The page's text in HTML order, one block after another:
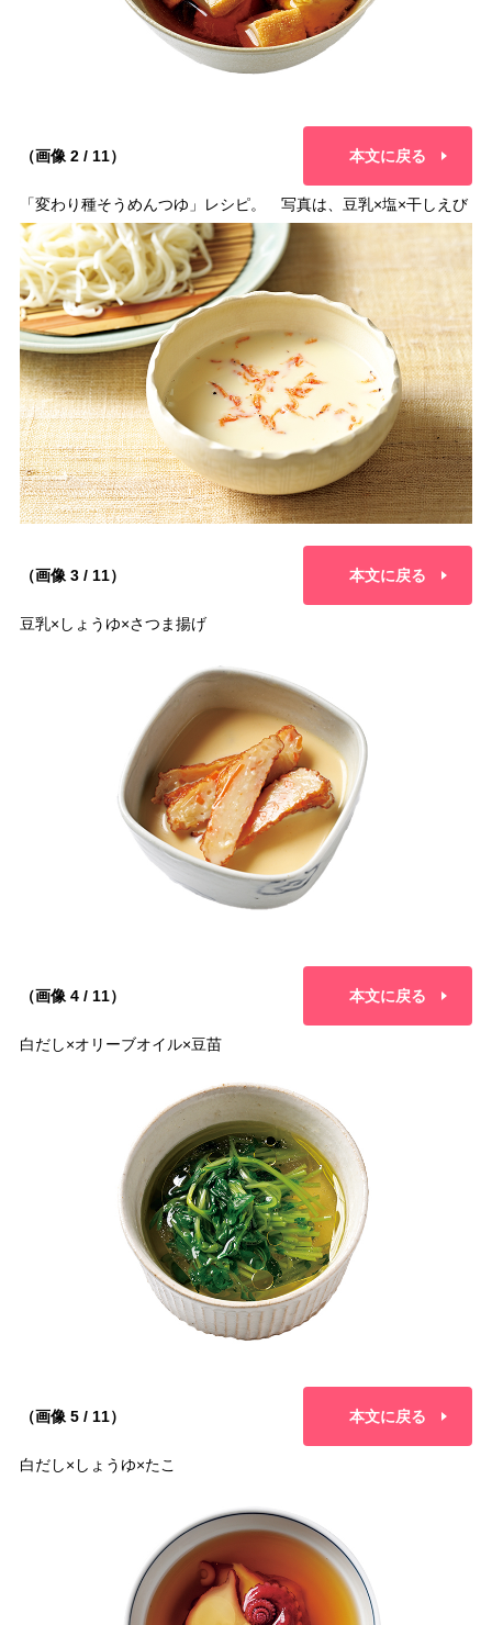
（画像 2 / 11） 本文に戻る
「変わり種そうめんつゆ」レシピ。 写真は、豆乳×塩×干しえび
（画像 3 / 11） 本文に戻る
豆乳×しょうゆ×さつま揚げ
（画像 4 / 11） 本文に戻る
白だし×オリーブオイル×豆苗
（画像 5 / 11） 本文に戻る
白だし×しょうゆ×たこ